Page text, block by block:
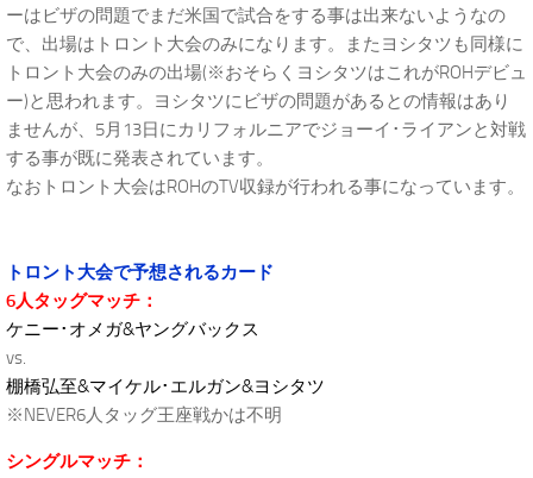
ーはビザの問題でまだ米国で試合をする事は出来ないようなの
で、出場はトロント大会のみになります。またヨシタツも同様に
トロント大会のみの出場(※おそらくヨシタツはこれがROHデビュ
ー)と思われます。ヨシタツにビザの問題があるとの情報はあり
ませんが、5月13日にカリフォルニアでジョーイ･ライアンと対戦
する事が既に発表されています。
なおトロント大会はROHのTV収録が行われる事になっています。
トロント大会で予想されるカード
6人タッグマッチ：
ケニー･オメガ&ヤングバックス
vs.
棚橋弘至&マイケル･エルガン&ヨシタツ
※NEVER6人タッグ王座戦かは不明
シングルマッチ：